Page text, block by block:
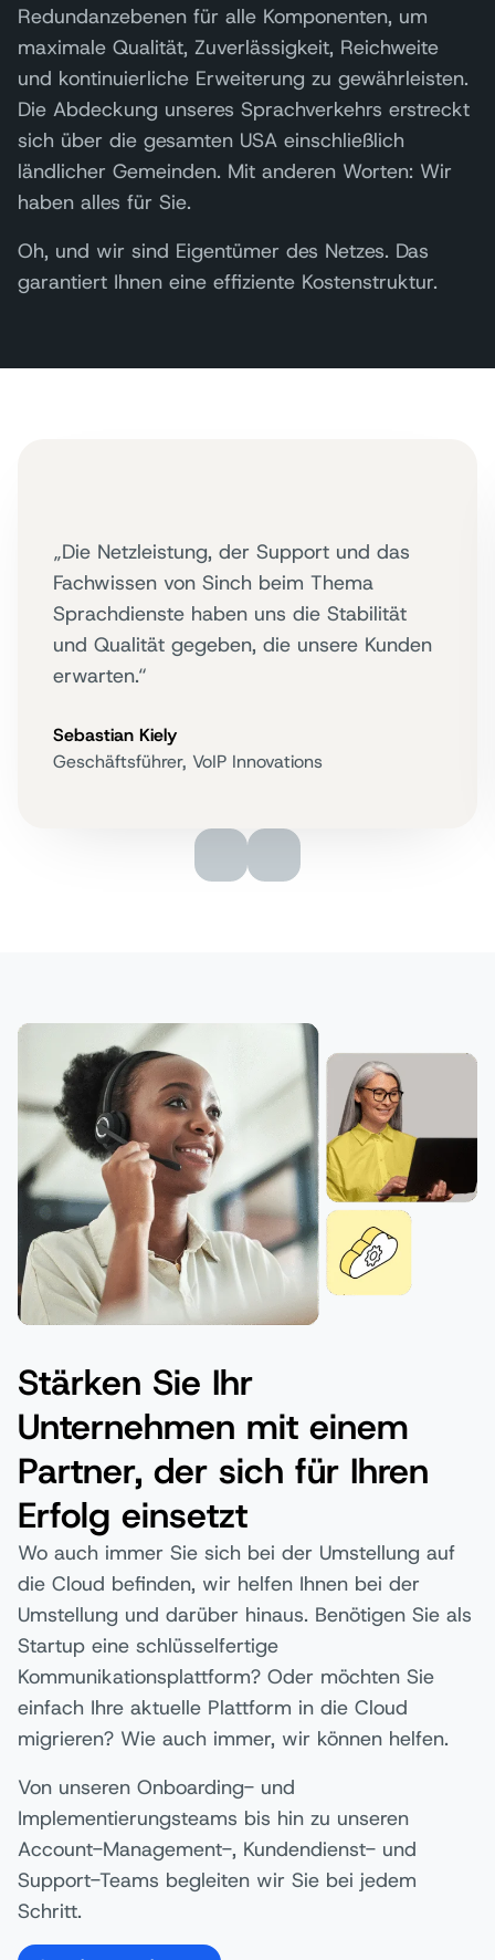
Redundanzebenen für alle Komponenten, um
maximale Qualität, Zuverlässigkeit, Reichweite
und kontinuierliche Erweiterung zu gewährleisten.
Die Abdeckung unseres Sprachverkehrs erstreckt
sich über die gesamten USA einschließlich
ländlicher Gemeinden. Mit anderen Worten: Wir
haben alles für Sie.
Oh, und wir sind Eigentümer des Netzes. Das
garantiert Ihnen eine effiziente Kostenstruktur.
„Die Netzleistung, der Support und das
Fachwissen von Sinch beim Thema
Sprachdienste haben uns die Stabilität
und Qualität gegeben, die unsere Kunden
erwarten.“
Sebastian Kiely
Geschäftsführer, VoIP Innovations
Stärken Sie Ihr
Unternehmen mit einem
Partner, der sich für Ihren
Erfolg einsetzt
Wo auch immer Sie sich bei der Umstellung auf
die Cloud befinden, wir helfen Ihnen bei der
Umstellung und darüber hinaus. Benötigen Sie als
Startup eine schlüsselfertige
Kommunikationsplattform? Oder möchten Sie
einfach Ihre aktuelle Plattform in die Cloud
migrieren? Wie auch immer, wir können helfen.
Von unseren Onboarding- und
Implementierungsteams bis hin zu unseren
Account-Management-, Kundendienst- und
Support-Teams begleiten wir Sie bei jedem
Schritt.